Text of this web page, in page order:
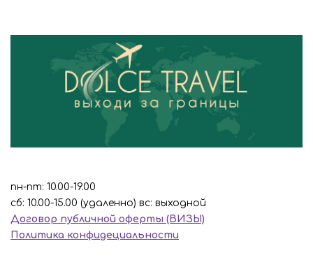
пн-пт: 10.00-19.00
сб: 10.00-15.00 (удаленно) вс: выходной
Договор публичной оферты (ВИЗЫ)
Политика конфидециальности